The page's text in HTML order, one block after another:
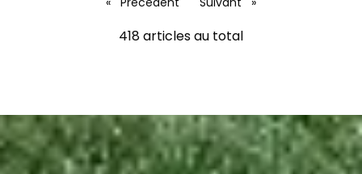
418 articles au total